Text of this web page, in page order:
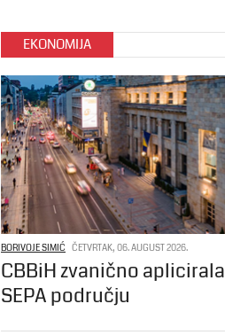
EKONOMIJA
BORIVOJE SIMIĆ ČETVRTAK, 06. AUGUST 2026.
CBBiH zvanično
SEPA području